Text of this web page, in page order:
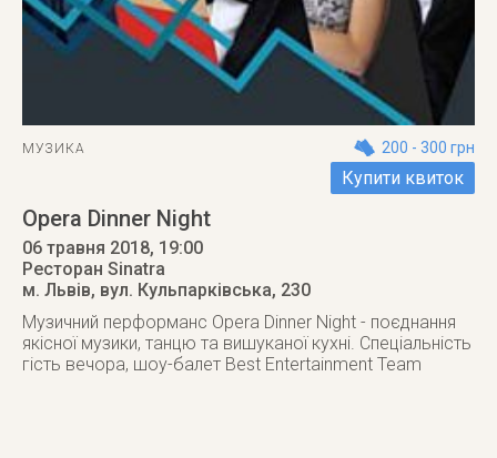
МУЗИКА 200 - 300 грн
Купити квиток
Opera Dinner Night
06 травня 2018, 19:00
Ресторан Sinatra
м. Львів, вул. Кульпарківська, 230
Музичний перформанс Opera Dinner Night - поєднання
якісної музики, танцю та вишуканої кухні. Спеціальність
гість вечора, шоу-балет Best Entertainment Team